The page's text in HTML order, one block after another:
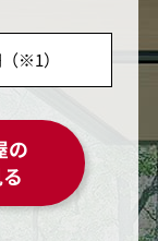
※1）
の